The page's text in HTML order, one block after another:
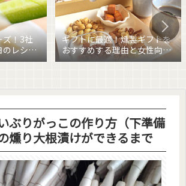
ズ！3社
のレシピ
ギフトに最適！燻製ギフトを
おすすめする理由と女性向け
燻製ギフトを紹介
ぶりがっこの作り方（下準備
燻り大根漬けができるまで